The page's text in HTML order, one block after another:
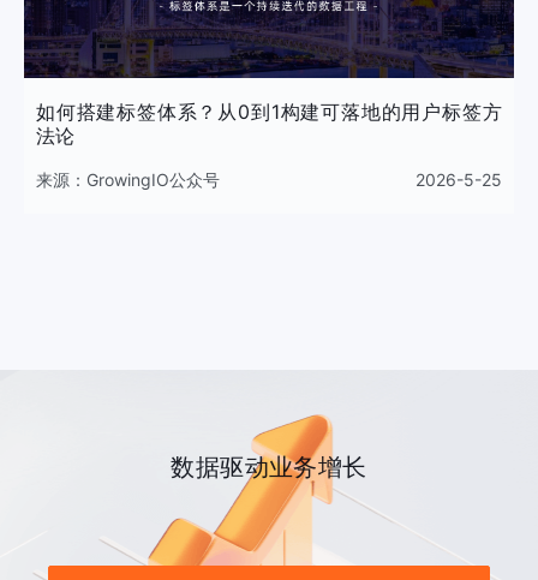
如何搭建标签体系？从0到1构建可落地的用户标签方
法论
来源： GrowingIO公众号 2026-5-25
数据驱动业务增长